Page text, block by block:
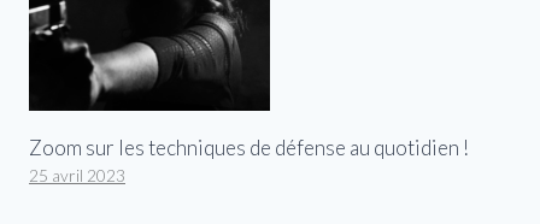
Zoom sur les techniques de défense au quotidien !
25 avril 2023